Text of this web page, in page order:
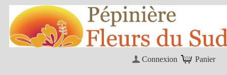
Panier
Connexion